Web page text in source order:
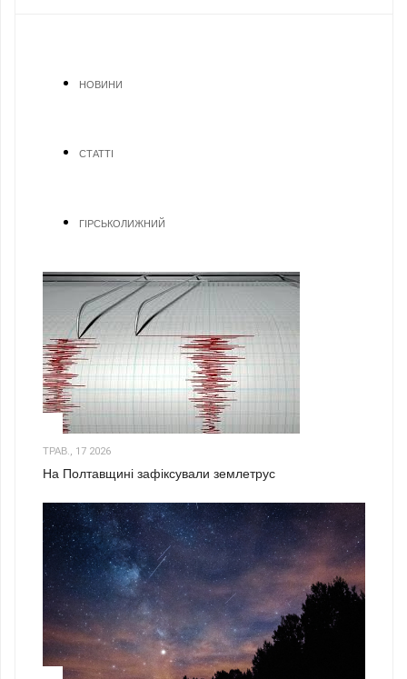
НОВИНИ
СТАТТІ
ГІРСЬКОЛИЖНИЙ
ТРАВ., 17 2026
На Полтавщині зафіксували землетрус